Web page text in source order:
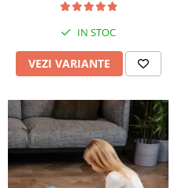
IN STOC
VEZI VARIANTE